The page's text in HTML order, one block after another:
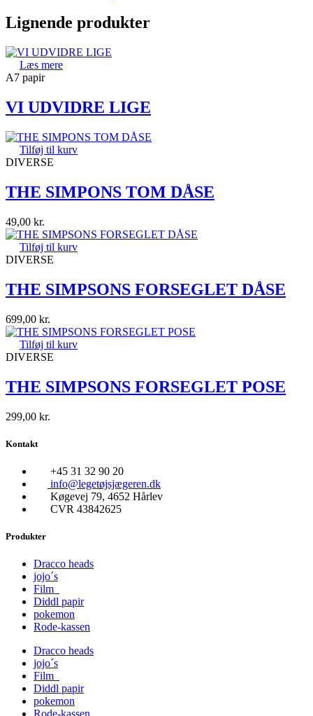
Lignende produkter
Læs mere
A7 papir
VI UDVIDRE LIGE
Tilføj til kurv
DIVERSE
THE SIMPONS TOM DÅSE
49,00 kr.
Tilføj til kurv
DIVERSE
THE SIMPSONS FORSEGLET DÅSE
699,00 kr.
Tilføj til kurv
DIVERSE
THE SIMPSONS FORSEGLET POSE
299,00 kr.
Kontakt
+45 31 32 90 20
info@legetøjsjægeren.dk
Køgevej 79, 4652 Hårlev
CVR 43842625
Produkter
Dracco heads
jojo´s
Film
Diddl papir
pokemon
Rode-kassen
Dracco heads
jojo´s
Film
Diddl papir
pokemon